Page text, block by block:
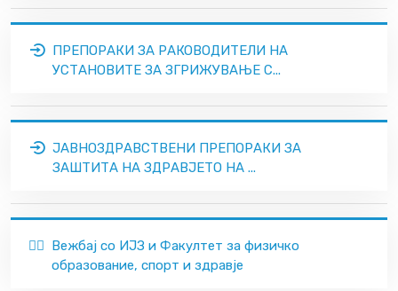
ПРЕПОРАКИ ЗА РАКОВОДИТЕЛИ НА
УСТАНОВИТЕ ЗА ЗГРИЖУВАЊЕ С...
ЈАВНОЗДРАВСТВЕНИ ПРЕПОРАКИ ЗА
ЗАШТИТА НА ЗДРАВЈЕТО НА ...
🏃‍♂️ Вежбај со ИЈЗ и Факултет за физичко
образование, спорт и здравје